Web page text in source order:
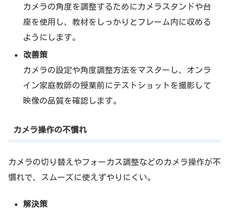
カメラの角度を調整するためにカメラスタンドや台
座を使用し、教材をしっかりとフレーム内に収める
ようにします。
改善策
カメラの設定や角度調整方法をマスターし、オンラ
イン家庭教師の授業前にテストショットを撮影して
映像の品質を確認します。
カメラ操作の不慣れ
カメラの切り替えやフォーカス調整などのカメラ操作が不
慣れで、スムーズに使えずやりにくい。
解決策